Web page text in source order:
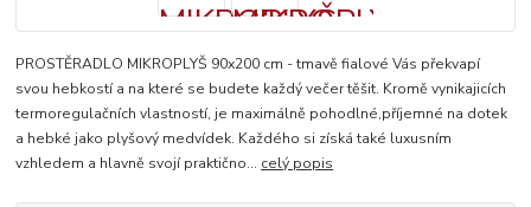
PROSTĚRADLO MIKROPLYŠ 90x200 cm - tmavě fialové Vás překvapí
svou hebkostí a na které se budete každý večer těšit. Kromě vynikajicích
termoregulačních vlastností, je maximálně pohodlné,příjemné na dotek
a hebké jako plyšový medvídek. Každého si získá také luxusním
vzhledem a hlavně svojí praktično... celý popis